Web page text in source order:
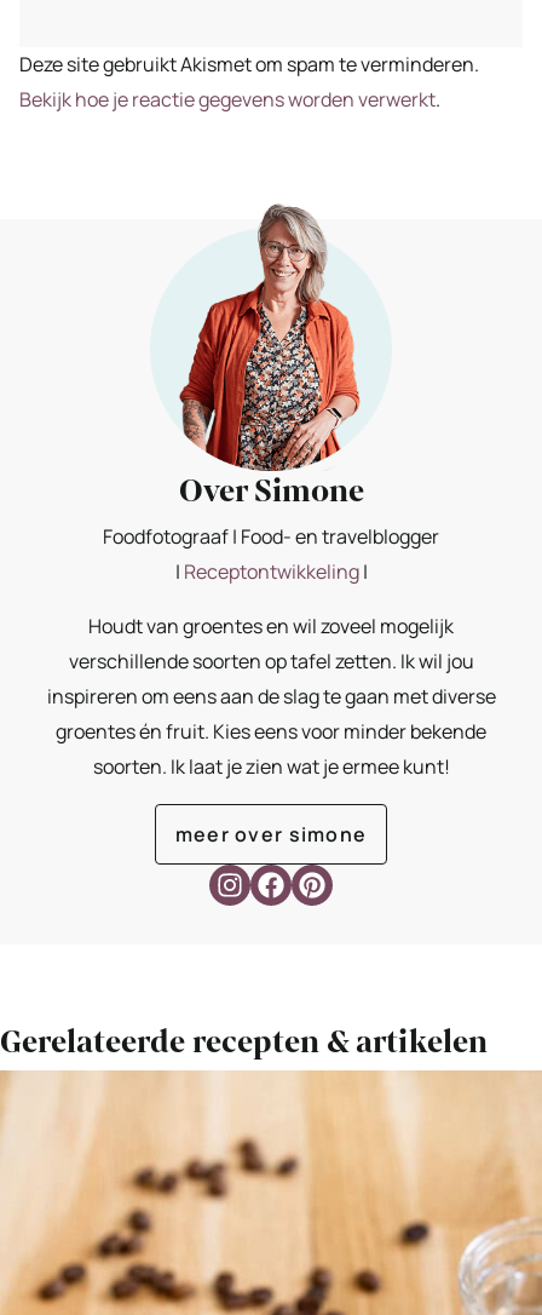
Deze site gebruikt Akismet om spam te verminderen.
Bekijk hoe je reactie gegevens worden verwerkt.
Over Simone
Foodfotograaf | Food- en travelblogger
| Receptontwikkeling|
Houdt van groentes en wil zoveel mogelijk
verschillende soorten op tafel zetten. Ik wil jou
inspireren om eens aan de slag te gaan met diverse
groentes én fruit. Kies eens voor minder bekende
soorten. Ik laat je zien wat je ermee kunt!
meer over simone
Gerelateerde recepten & artikelen
cortado,
lungo